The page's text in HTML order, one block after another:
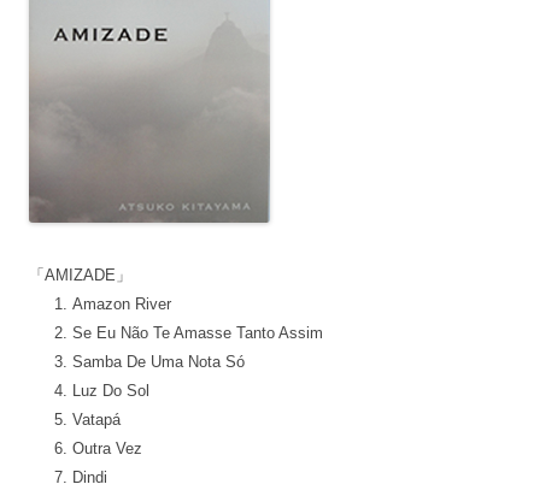
「AMIZADE」
Amazon River
Se Eu Não Te Amasse Tanto Assim
Samba De Uma Nota Só
Luz Do Sol
Vatapá
Outra Vez
Dindi